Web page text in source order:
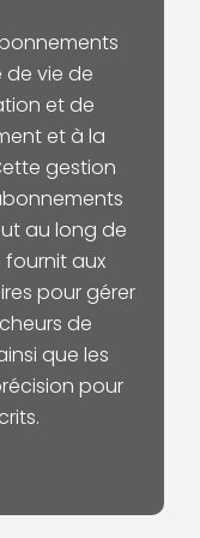
de vie de
et de
et à la
gestion
au long de
fournit aux
pour gérer
de
que les
pour